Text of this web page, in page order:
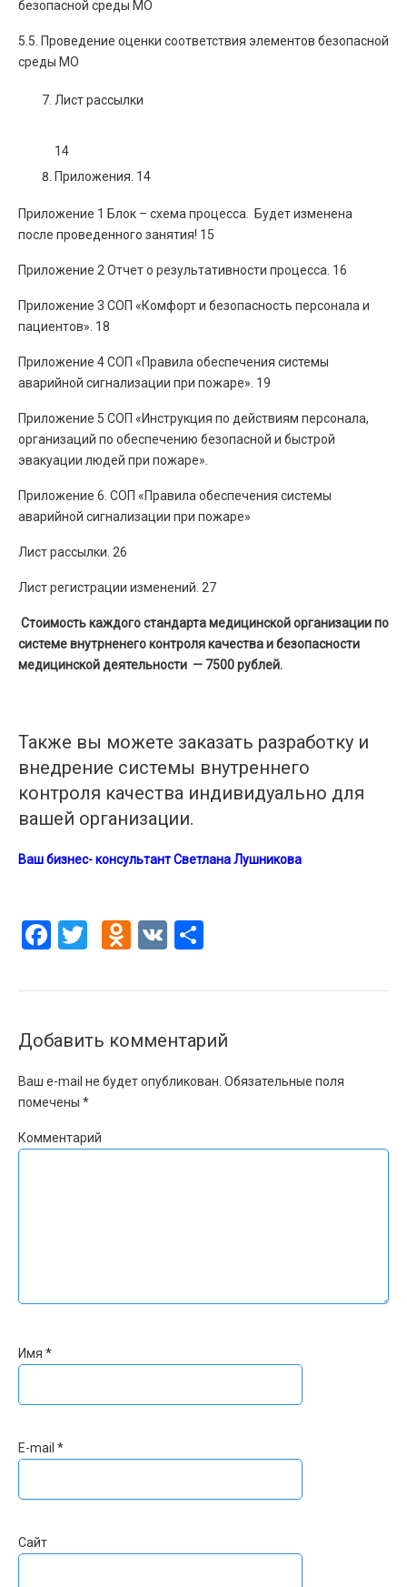
безопасной среды МО
5.5. Проведение оценки соответствия элементов безопасной
среды МО
Лист рассылки
14
Приложения. 14
Приложение 1 Блок – схема процесса. Будет изменена
после проведенного занятия! 15
Приложение 2 Отчет о результативности процесса. 16
Приложение 3 СОП «Комфорт и безопасность персонала и
пациентов». 18
Приложение 4 СОП «Правила обеспечения системы
аварийной сигнализации при пожаре». 19
Приложение 5 СОП «Инструкция по действиям персонала,
организаций по обеспечению безопасной и быстрой
эвакуации людей при пожаре».
Приложение 6. СОП «Правила обеспечения системы
аварийной сигнализации при пожаре»
Лист рассылки. 26
Лист регистрации изменений. 27
Стоимость каждого стандарта медицинской организации по
системе внутрненего контроля качества и безопасности
медицинской деятельности — 7500 рублей.
Также вы можете заказать разработку и
внедрение системы внутреннего
контроля качества индивидуально для
вашей организации.
Ваш бизнес- консультант Светлана Лушникова
Facebook
TwitterOdnoklassniki
VK
Добавить комментарий
Ваш e-mail не будет опубликован. Обязательные поля
помечены *
Комментарий
Имя *
E-mail *
Сайт